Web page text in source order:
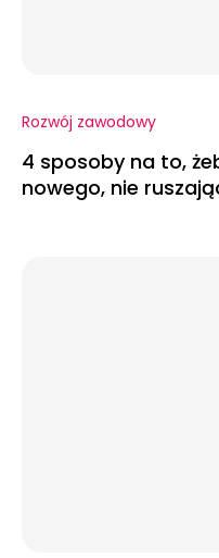
Rozwój zawodowy
4 sposoby na to,
nowego, nie